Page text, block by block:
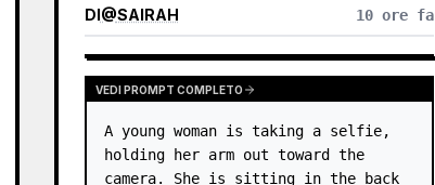
DI@SAIRAH 10 ore fa
VEDI PROMPT COMPLETO
A young woman is taking a selfie,
holding her arm out toward the
camera. She is sitting in the back